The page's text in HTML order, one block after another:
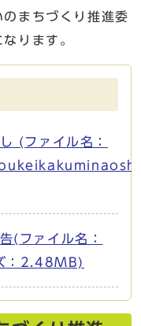
まちづくり推進委
ります。
(ファイル名：
(ファイル名：
：2.48MB)